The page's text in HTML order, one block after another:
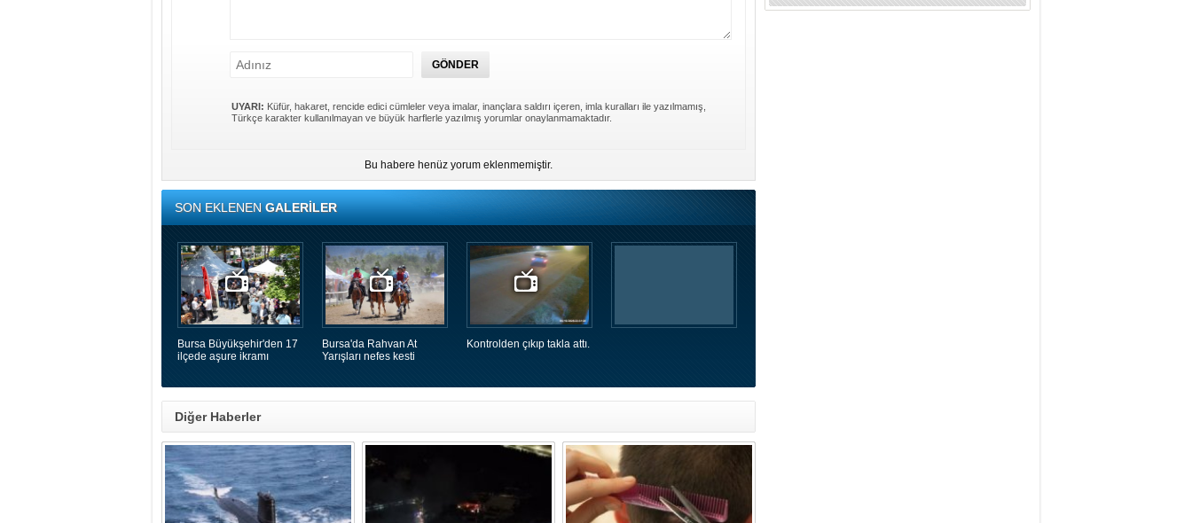
UYARI: Küfür, hakaret, rencide edici cümleler veya imalar, inançlara saldırı içeren, imla kuralları ile yazılmamış,
Türkçe karakter kullanılmayan ve büyük harflerle yazılmış yorumlar onaylanmamaktadır.
Bu habere henüz yorum eklenmemiştir.
SON EKLENENGALERİLER
Bursa Büyükşehir'den 17
ilçede aşure ikramı
Bursa'da Rahvan At
Yarışları nefes kesti
Kontrolden çıkıp takla attı.
Diğer Haberler